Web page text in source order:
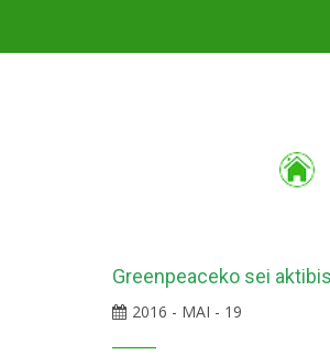
Greenpeaceko sei
2016 - MAI - 19